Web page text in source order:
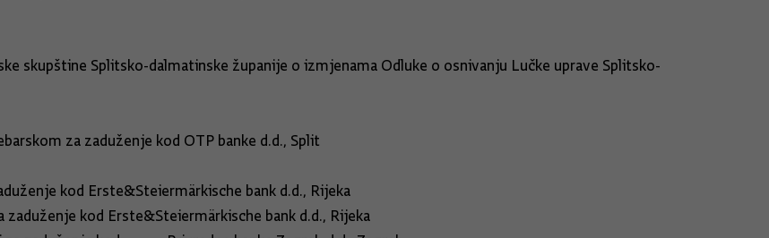
Splitsko-dalmatinske županije o izmjenama Odluke o osnivanju Lučke uprave Splitsko-
za zaduženje kod OTP banke d.d., Split
za zaduženje kod Erste&Steiermärkische bank d.d., Rijeka
kod Erste&Steiermärkische bank d.d., Rijeka